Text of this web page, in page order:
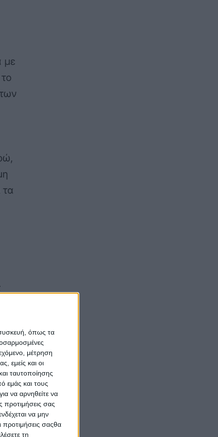
όπως τα
μέτρηση
εμείς και οι
ταυτοποίησης
εμάς και τους
να αρνηθείτε να
προτιμήσεις σας
να μην
προτιμήσεις σαςθα
τη
με
τα